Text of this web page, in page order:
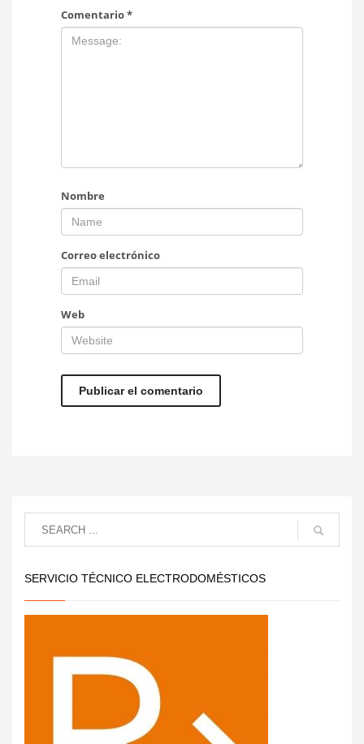
Comentario*
Nombre
Correo electrónico
Web
SERVICIO TÉCNICO ELECTRODOMÉSTICOS